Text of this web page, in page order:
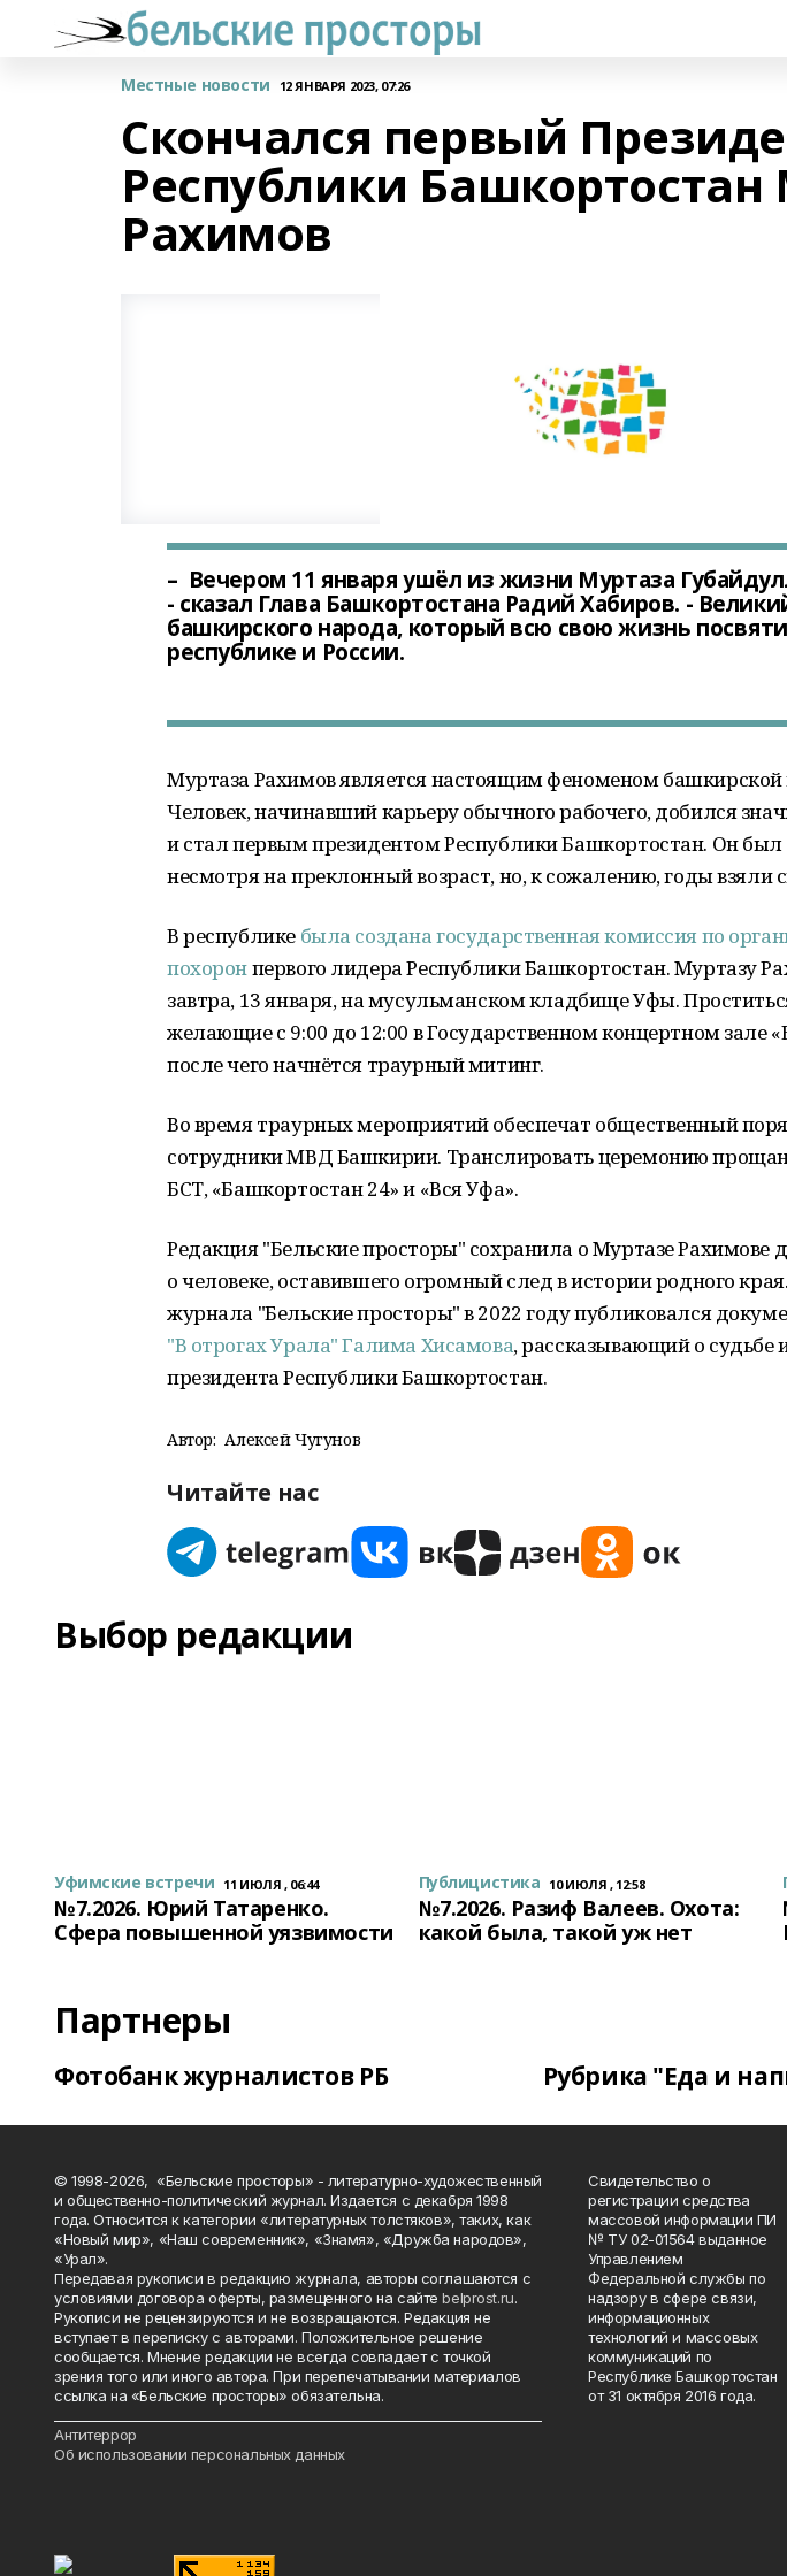
Местные новости 12 ЯНВАРЯ 2023, 07:26
Скончался первый
Республики Башкортостан
Рахимов
– Вечером 11 января ушёл из жизни Муртаза
- сказал Глава Башкортостана Радий Хабиров. -
башкирского народа, который всю свою жизнь
республике и России.
Муртаза Рахимов является настоящим феноменом башкирской
Человек, начинавший карьеру обычного рабочего, добился
и стал первым президентом Республики Башкортостан. Он был
несмотря на преклонный возраст, но, к сожалению, годы взяли
В республике была создана государственная комиссия по
похоронпервого лидера Республики Башкортостан. Муртазу
завтра, 13 января, на мусульманском кладбище Уфы.
желающие с 9:00 до 12:00 в Государственном концертном зале
после чего начнётся траурный митинг.
Во время траурных мероприятий обеспечат общественный
сотрудники МВД Башкирии. Транслировать церемонию
БСТ, «Башкортостан 24» и «Вся Уфа».
Редакция "Бельские просторы" сохранила о Муртазе Рахимове
о человеке, оставившего огромный след в истории родного
журнала "Бельские просторы" в 2022 году публиковался
"В отрогах Урала" Галима Хисамова, рассказывающий о судьбе
президента Республики Башкортостан.
Автор: Алексей Чугунов
Читайте нас
Выбор редакции
Уфимские встречи 11 ИЮЛЯ , 06:44
№7.2026. Юрий Татаренко.
Сфера повышенной уязвимости
Публицистика 10 ИЮЛЯ , 12:58
№7.2026. Разиф Валеев. Охота:
какой была, такой уж нет
Партнеры
Фотобанк журналистов РБ Рубрика "Еда и
© 1998-2026, «Бельские просторы» - литературно-художественный
и общественно-политический журнал. Издается с декабря 1998
года. Относится к категории «литературных толстяков», таких, как
«Новый мир», «Наш современник», «Знамя», «Дружба народов»,
«Урал».
Передавая рукописи в редакцию журнала, авторы соглашаются с
условиями договора оферты, размещенного на сайтеbelprost.ru.
Рукописи не рецензируются и не возвращаются. Редакция не
вступает в переписку с авторами. Положительное решение
сообщается. Мнение редакции не всегда совпадает с точкой
зрения того или иного автора. При перепечатывании материалов
ссылка на «Бельские просторы» обязательна.
Антитеррор
Об использовании персональных данных
Свидетельство о
регистрации средства
массовой информации ПИ
№ ТУ 02-01564 выданное
Управлением
Федеральной службы по
надзору в сфере связи,
информационных
технологий и массовых
коммуникаций по
Республике Башкортостан
от 31 октября 2016 года.